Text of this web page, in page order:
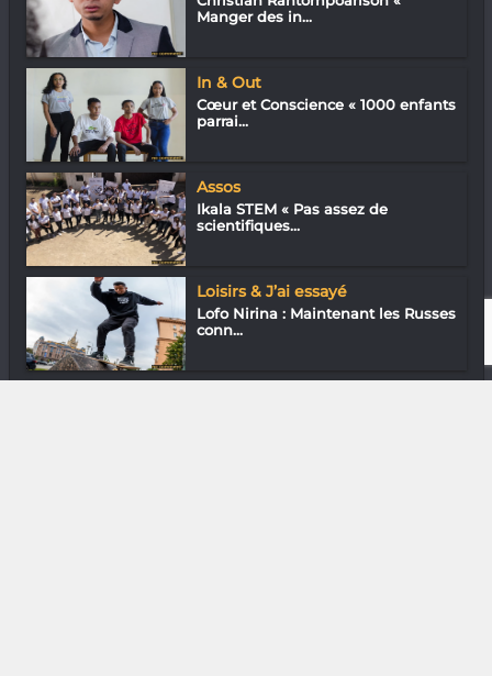
Manger des in...
In & Out
Cœur et Conscience « 1000 enfants
parrai...
Assos
Ikala STEM « Pas assez de
scientifiques...
Loisirs & J’ai essayé
Lofo Nirina : Maintenant les Russes
conn...